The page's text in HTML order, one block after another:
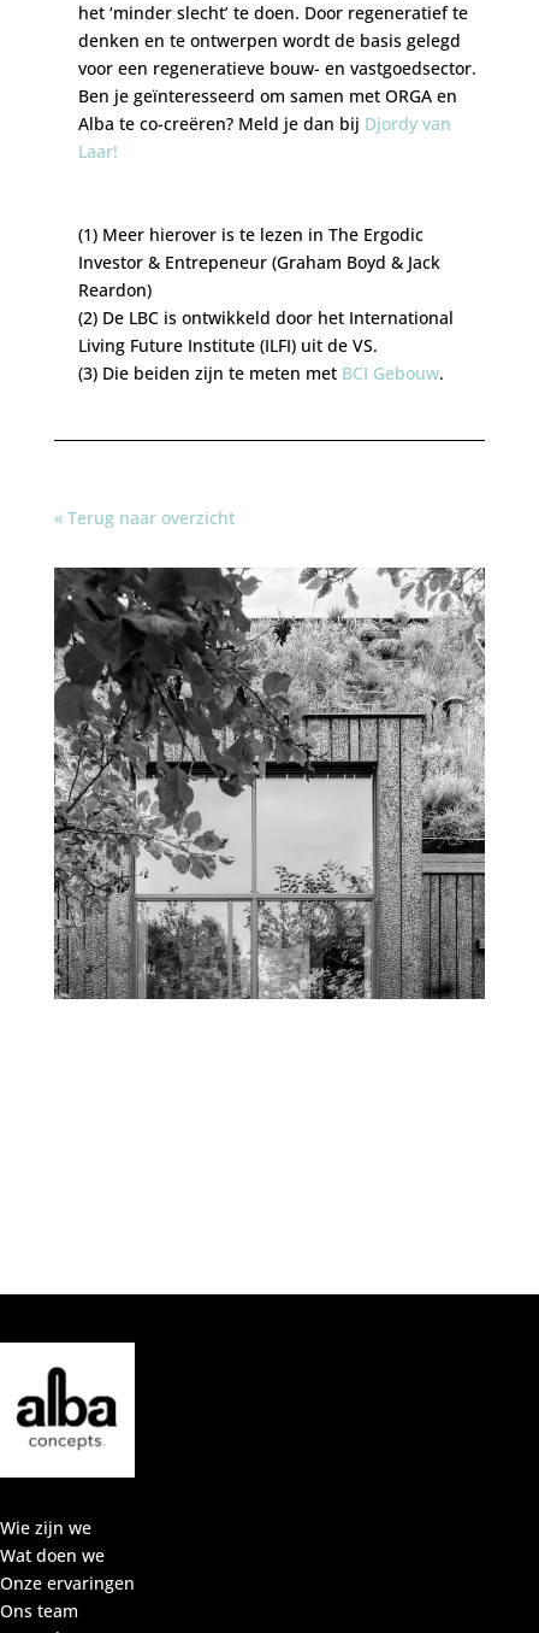
het ‘minder slecht’ te doen. Door regeneratief te
denken en te ontwerpen wordt de basis gelegd
voor een regeneratieve bouw- en vastgoedsector.
Ben je geïnteresseerd om samen met ORGA en
Alba te co-creëren? Meld je dan bij Djordy van
Laar!
(1) Meer hierover is te lezen in The Ergodic
Investor & Entrepeneur (Graham Boyd & Jack
Reardon)
(2) De LBC is ontwikkeld door het International
Living Future Institute (ILFI) uit de VS.
(3) Die beiden zijn te meten met BCI Gebouw.
« Terug naar overzicht
Wie zijn we
Wat doen we
Onze ervaringen
Ons team